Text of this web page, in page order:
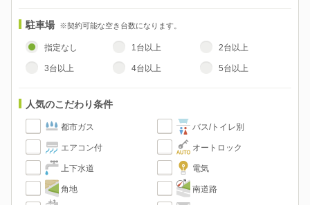
駐車場 ※契約可能な空き台数になります。
指定なし 1台以上 2台以上
3台以上 4台以上 5台以上
人気のこだわり条件
都市ガス バス/トイレ別
エアコン付 オートロック
上下水道 電気
角地 南道路